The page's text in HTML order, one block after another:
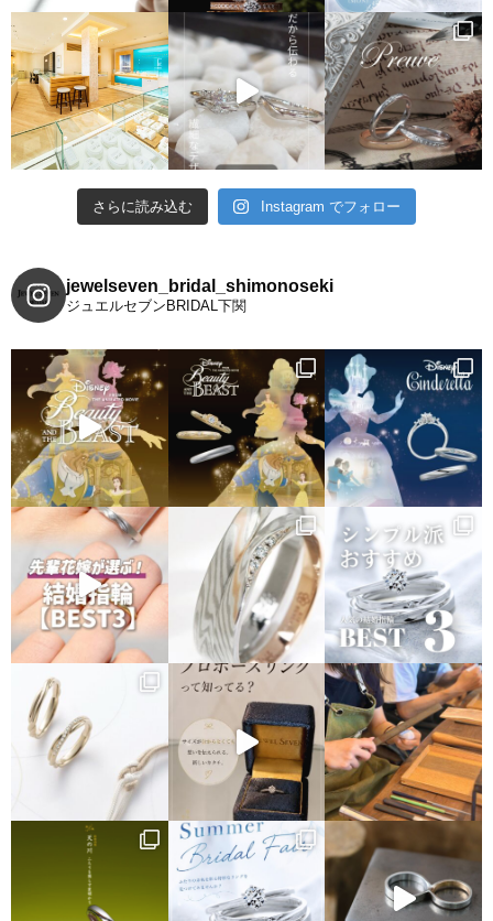
さらに読み込む Instagram でフォロー
jewelseven_bridal_shimonoseki
ジュエルセブンBRIDAL下関